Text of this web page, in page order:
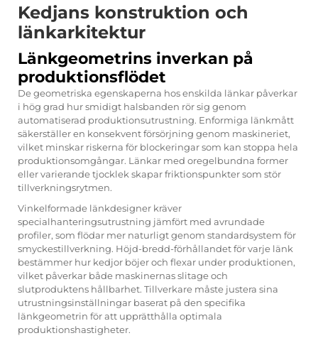
Kedjans konstruktion och
länkarkitektur
Länkgeometrins inverkan på
produktionsflödet
De geometriska egenskaperna hos enskilda länkar påverkar
i hög grad hur smidigt halsbanden rör sig genom
automatiserad produktionsutrustning. Enformiga länkmått
säkerställer en konsekvent försörjning genom maskineriet,
vilket minskar riskerna för blockeringar som kan stoppa hela
produktionsomgångar. Länkar med oregelbundna former
eller varierande tjocklek skapar friktionspunkter som stör
tillverkningsrytmen.
Vinkelformade länkdesigner kräver
specialhanteringsutrustning jämfört med avrundade
profiler, som flödar mer naturligt genom standardsystem för
smyckestillverkning. Höjd-bredd-förhållandet för varje länk
bestämmer hur kedjor böjer och flexar under produktionen,
vilket påverkar både maskinernas slitage och
slutproduktens hållbarhet. Tillverkare måste justera sina
utrustningsinställningar baserat på den specifika
länkgeometrin för att upprätthålla optimala
produktionshastigheter.